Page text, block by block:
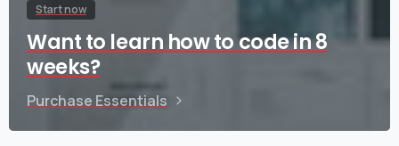
Start now
Want to learn how to code in 8
weeks?
Purchase Essentials